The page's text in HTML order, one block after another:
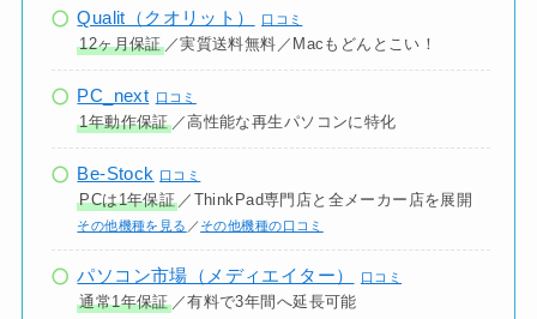
Qualit（クオリット） 口コミ
12ヶ月保証／実質送料無料／Macもどんとこい！
PC_next 口コミ
1年動作保証／高性能な再生パソコンに特化
Be-Stock 口コミ
PCは1年保証 ／ThinkPad専門店と全メーカー店を展開
その他機種を見る ／ その他機種の口コミ
パソコン市場（メディエイター） 口コミ
通常1年保証／有料で3年間へ延長可能